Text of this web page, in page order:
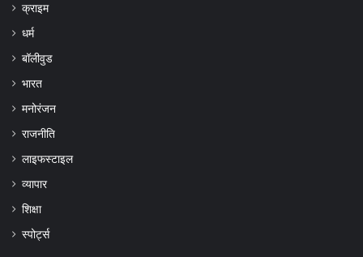
क्राइम
धर्म
बॉलीवुड
भारत
मनोरंजन
राजनीति
लाइफस्टाइल
व्यापार
शिक्षा
स्पोर्ट्स